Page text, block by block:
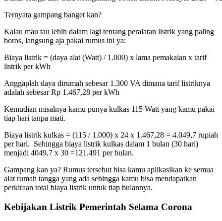
Ternyata gampang banget kan?
Kalau mau tau lebih dalam lagi tentang peralatan listrik yang paling
boros, langsung aja pakai rumus ini ya:
Biaya listrik = (daya alat (Watt) / 1.000) x lama pemakaian x tarif
listrik per kWh
Anggaplah daya dirumah sebesar 1.300 VA dimana tarif listriknya
adalah sebesar Rp 1.467,28 per kWh
Kemudian misalnya kamu punya kulkas 115 Watt yang kamu pakai
tiap hari tanpa mati.
Biaya listrik kulkas = (115 / 1.000) x 24 x 1.467,28 = 4.049,7 rupiah
per hari. Sehingga biaya listrik kulkas dalam 1 bulan (30 hari)
menjadi 4049,7 x 30 =121.491 per bulan.
Gampang kan ya? Rumus tersebut bisa kamu aplikasikan ke semua
alat rumah tangga yang ada sehingga kamu bisa mendapatkan
perkiraan total biaya listrik untuk tiap bulannya.
Kebijakan Listrik Pemerintah Selama Corona